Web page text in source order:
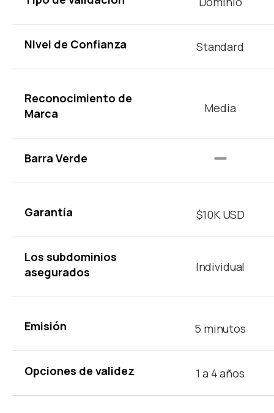
Nivel de Confianza Standard
Reconocimiento de
Marca
Media
Barra Verde
Garantía $10K USD
Los subdominios
asegurados
Individual
Emisión 5 minutos
Opciones de validez 1 a 4 años